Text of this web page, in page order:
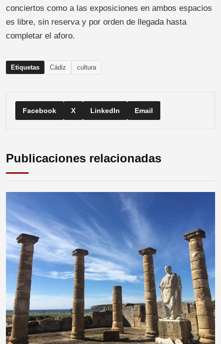
conciertos como a las exposiciones en ambos espacios
es libre, sin reserva y por orden de llegada hasta
completar el aforo.
Etiquetas Cádiz cultura
Facebook X LinkedIn Email
Publicaciones relacionadas